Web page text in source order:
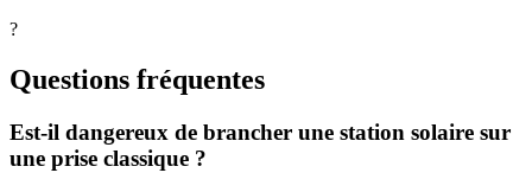
?
Questions fréquentes
Est-il dangereux de brancher une station solaire sur
une prise classique ?